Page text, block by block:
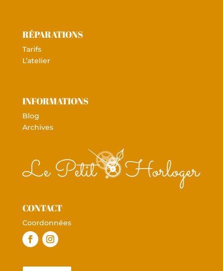
RÉPARATIONS
Tarifs
L’atelier
INFORMATIONS
Blog
Archives
CONTACT
Coordonnées